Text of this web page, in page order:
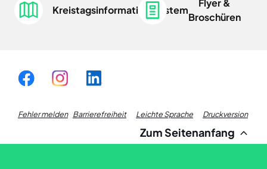
Kreistagsinformationssystem
Flyer &
Broschüren
Fehler melden Fußzeile
Links
Barrierefreiheit Leichte Sprache Druckversion
Zum Seitenanfang